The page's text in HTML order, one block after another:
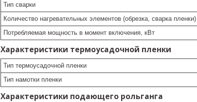
Тип сварки
Количество нагревательных элементов (обрезка, сварка пленки)
Потребляемая мощность в момент включения, кВт
Характеристики термоусадочной пленки
Тип термоусадочной пленки
Тип намотки пленки
Характеристики подающего рольганга